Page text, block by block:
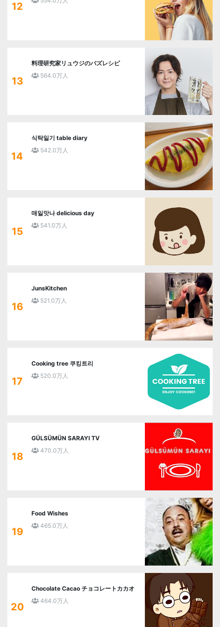
12
13
料理研究家リュウジのバズレシピ
564.0万人
14
식탁일기 table diary
542.0万人
15
매일맛나 delicious day
541.0万人
16
JunsKitchen
521.0万人
17
Cooking tree 쿠킹트리
520.0万人
18
GÜLSÜMÜN SARAYI TV
470.0万人
19
Food Wishes
465.0万人
20
Chocolate Cacao チョコレートカカオ
464.0万人